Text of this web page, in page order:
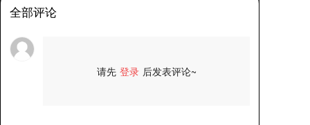
全部评论
请先 登录 后发表评论~